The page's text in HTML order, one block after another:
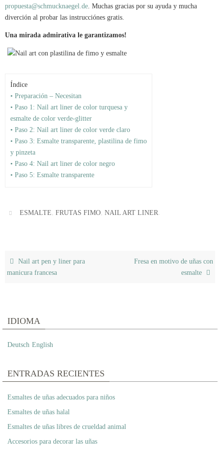
propuesta@schmucknaegel.de . Muchas gracias por su ayuda y mucha
diverción al probar las instrucciónes gratis.
Una mirada admirativa le garantizamos!
Índice
• Preparación – Necesitan
• Paso 1: Nail art liner de color turquesa y
esmalte de color verde-glitter
• Paso 2: Nail art liner de color verde claro
• Paso 3: Esmalte transparente, plastilina de fimo
y pinzeta
• Paso 4: Nail art liner de color negro
• Paso 5: Esmalte transparente
ESMALTE,FRUTAS FIMO,NAIL ART LINER
Nail art pen y liner para
manicura francesa
Fresa en motivo de uñas con
esmalte
IDIOMA
Deutsch English
ENTRADAS RECIENTES
Esmaltes de uñas adecuados para niños
Esmaltes de uñas halal
Esmaltes de uñas libres de crueldad animal
Accesorios para decorar las uñas